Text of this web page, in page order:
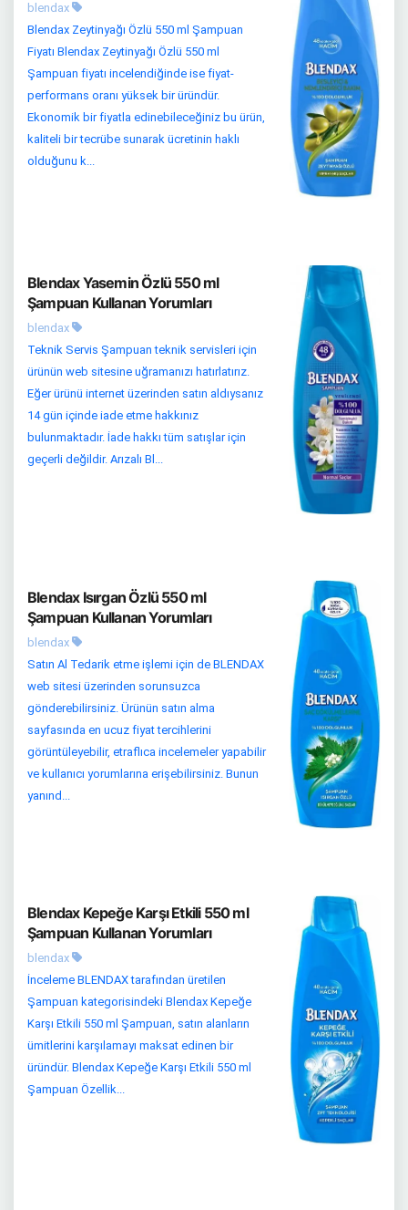
blendax
Blendax Zeytinyağı Özlü 550 ml Şampuan
Fiyatı Blendax Zeytinyağı Özlü 550 ml
Şampuan fiyatı incelendiğinde ise fiyat-
performans oranı yüksek bir üründür.
Ekonomik bir fiyatla edinebileceğiniz bu ürün,
kaliteli bir tecrübe sunarak ücretinin haklı
olduğunu k...
Blendax Yasemin Özlü 550 ml
Şampuan Kullanan Yorumları
blendax
Teknik Servis Şampuan teknik servisleri için
ürünün web sitesine uğramanızı hatırlatırız.
Eğer ürünü internet üzerinden satın aldıysanız
14 gün içinde iade etme hakkınız
bulunmaktadır. İade hakkı tüm satışlar için
geçerli değildir. Arızalı Bl...
Blendax Isırgan Özlü 550 ml
Şampuan Kullanan Yorumları
blendax
Satın Al Tedarik etme işlemi için de BLENDAX
web sitesi üzerinden sorunsuzca
gönderebilirsiniz. Ürünün satın alma
sayfasında en ucuz fiyat tercihlerini
görüntüleyebilir, etraflıca incelemeler yapabilir
ve kullanıcı yorumlarına erişebilirsiniz. Bunun
yanınd...
Blendax Kepeğe Karşı Etkili 550 ml
Şampuan Kullanan Yorumları
blendax
İnceleme BLENDAX tarafından üretilen
Şampuan kategorisindeki Blendax Kepeğe
Karşı Etkili 550 ml Şampuan, satın alanların
ümitlerini karşılamayı maksat edinen bir
üründür. Blendax Kepeğe Karşı Etkili 550 ml
Şampuan Özellik...